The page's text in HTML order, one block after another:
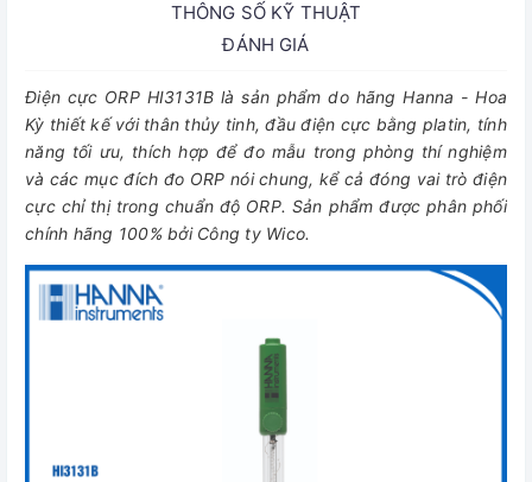
THÔNG SỐ KỸ THUẬT
ĐÁNH GIÁ
Điện cực ORP HI3131B là sản phẩm do hãng Hanna - Hoa
Kỳ thiết kế với thân thủy tinh, đầu điện cực bằng platin, tính
năng tối ưu, thích hợp để đo mẫu trong phòng thí nghiệm
và các mục đích đo ORP nói chung, kể cả đóng vai trò điện
cực chỉ thị trong chuẩn độ ORP. Sản phẩm được phân phối
chính hãng 100% bởi Công ty Wico.